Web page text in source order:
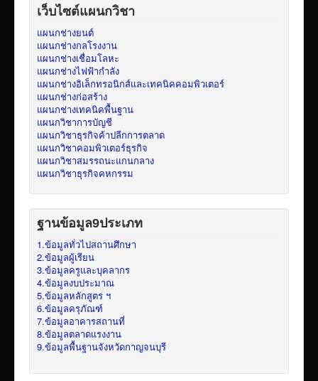
เว็บไซต์แผนกวิชา
แผนกช่างยนต์
แผนกช่างกลโรงงาน
แผนกช่างเชื่อมโลหะ
แผนกช่างไฟฟ้ากำลัง
แผนกช่างอิเล็กทรอนิกส์และเทคนิคคอมพิวเตอร์
แผนกช่างก่อสร้าง
แผนกช่างเทคนิคพื้นฐาน
แผนกวิชาการบัญชี
แผนกวิชาธุรกิจค้าปลีกการตลาด
แผนกวิชาคอมพิวเตอร์ธุรกิจ
แผนกวิชาสมรรถนะแกนกลาง
แผนกวิชาธุรกิจคหกรรม
ฐานข้อมูล9ประเภท
1.ข้อมูลทั่วไปสถานศึกษา
2.ข้อมูลผู้เรียน
3.ข้อมูลครูและบุคลากร
4.ข้อมูลงบประมาณ
5.ข้อมูลหลักสูตร ฯ
6.ข้อมูลครุภัณฑ์
7.ข้อมูลอาคารสถานที่
8.ข้อมูลตลาดแรงงาน
9.ข้อมูลพื้นฐานจังหวัดกาญจนบุรี